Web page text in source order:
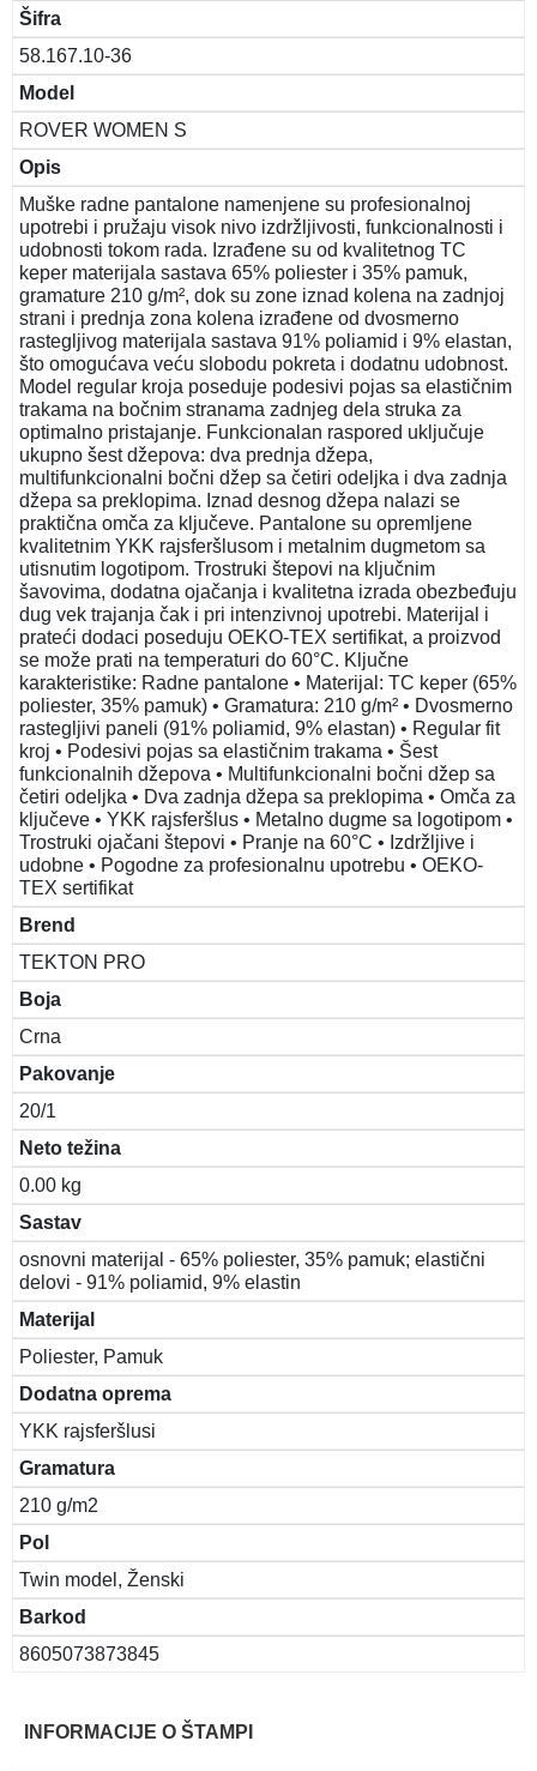
Šifra
58.167.10-36
Model
ROVER WOMEN S
Opis
Muške radne pantalone namenjene su profesionalnoj
upotrebi i pružaju visok nivo izdržljivosti, funkcionalnosti i
udobnosti tokom rada. Izrađene su od kvalitetnog TC
keper materijala sastava 65% poliester i 35% pamuk,
gramature 210 g/m², dok su zone iznad kolena na zadnjoj
strani i prednja zona kolena izrađene od dvosmerno
rastegljivog materijala sastava 91% poliamid i 9% elastan,
što omogućava veću slobodu pokreta i dodatnu udobnost.
Model regular kroja poseduje podesivi pojas sa elastičnim
trakama na bočnim stranama zadnjeg dela struka za
optimalno pristajanje. Funkcionalan raspored uključuje
ukupno šest džepova: dva prednja džepa,
multifunkcionalni bočni džep sa četiri odeljka i dva zadnja
džepa sa preklopima. Iznad desnog džepa nalazi se
praktična omča za ključeve. Pantalone su opremljene
kvalitetnim YKK rajsferšlusom i metalnim dugmetom sa
utisnutim logotipom. Trostruki štepovi na ključnim
šavovima, dodatna ojačanja i kvalitetna izrada obezbeđuju
dug vek trajanja čak i pri intenzivnoj upotrebi. Materijal i
prateći dodaci poseduju OEKO-TEX sertifikat, a proizvod
se može prati na temperaturi do 60°C. Ključne
karakteristike: Radne pantalone • Materijal: TC keper (65%
poliester, 35% pamuk) • Gramatura: 210 g/m² • Dvosmerno
rastegljivi paneli (91% poliamid, 9% elastan) • Regular fit
kroj • Podesivi pojas sa elastičnim trakama • Šest
funkcionalnih džepova • Multifunkcionalni bočni džep sa
četiri odeljka • Dva zadnja džepa sa preklopima • Omča za
ključeve • YKK rajsferšlus • Metalno dugme sa logotipom •
Trostruki ojačani štepovi • Pranje na 60°C • Izdržljive i
udobne • Pogodne za profesionalnu upotrebu • OEKO-
TEX sertifikat
Brend
TEKTON PRO
Boja
Crna
Pakovanje
20/1
Neto težina
0.00 kg
Sastav
osnovni materijal - 65% poliester, 35% pamuk; elastični
delovi - 91% poliamid, 9% elastin
Materijal
Poliester, Pamuk
Dodatna oprema
YKK rajsferšlusi
Gramatura
210 g/m2
Pol
Twin model, Ženski
Barkod
8605073873845
INFORMACIJE O ŠTAMPI